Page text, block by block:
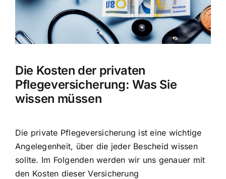
Hausratversicherung
Berufsunfähigkeitsversicherung
Weitere Tarifvergleiche
Hilfe und Kontakt
Die Kosten der privaten
Pflegeversicherung: Was Sie
wissen müssen
Die private Pflegeversicherung ist eine wichtige
Angelegenheit, über die jeder Bescheid wissen
sollte. Im Folgenden werden wir uns genauer mit
den Kosten dieser Versicherung